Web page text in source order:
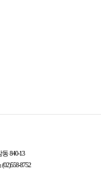
840-13
(02)558-8752